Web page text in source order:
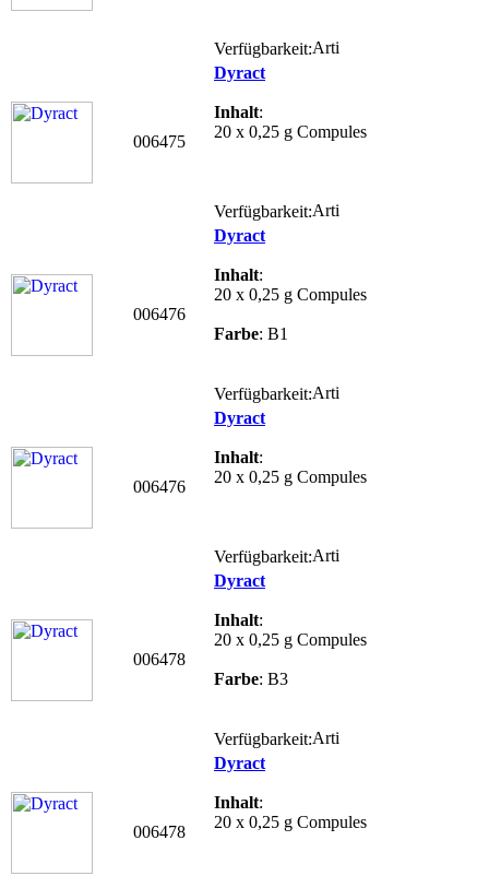
Verfügbarkeit:
006475
Dyract
Inhalt:
20 x 0,25 g Compules
Verfügbarkeit:
006476
Dyract
Inhalt:
20 x 0,25 g Compules
Farbe: B1
Verfügbarkeit:
006476
Dyract
Inhalt:
20 x 0,25 g Compules
Verfügbarkeit:
006478
Dyract
Inhalt:
20 x 0,25 g Compules
Farbe: B3
Verfügbarkeit:
006478
Dyract
Inhalt:
20 x 0,25 g Compules